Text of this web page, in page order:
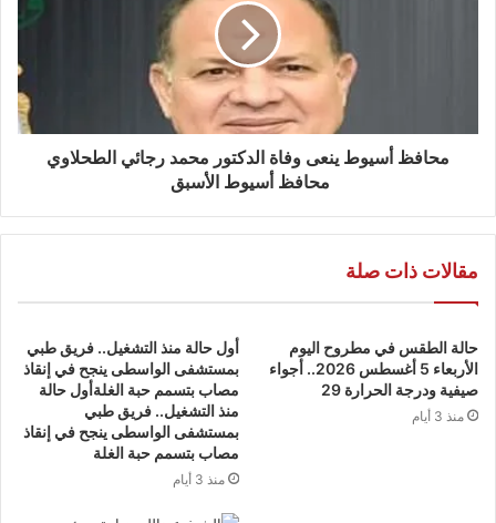
محافظ أسيوط ينعى وفاة الدكتور محمد رجائي الطحلاوي
محافظ أسيوط الأسبق
مقالات ذات صلة
حالة الطقس في مطروح اليوم
الأربعاء 5 أغسطس 2026.. أجواء
صيفية ودرجة الحرارة 29
منذ 3 أيام
أول حالة منذ التشغيل.. فريق طبي
بمستشفى الواسطى ينجح في إنقاذ
مصاب بتسمم حبة الغلةأول حالة
منذ التشغيل.. فريق طبي
بمستشفى الواسطى ينجح في إنقاذ
مصاب بتسمم حبة الغلة
منذ 3 أيام